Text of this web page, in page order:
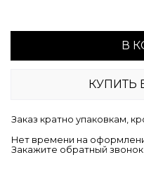
В
КУПИТЬ
Заказ кратно упаковкам,
Нет времени на
Закажите обратный звонок